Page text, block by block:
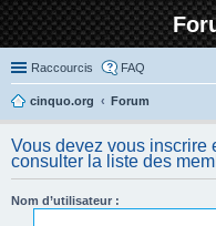
Raccourcis FAQ
cinquo.org
Forum
Vous devez vous inscrire
consulter la liste des
Nom d’utilisateur :